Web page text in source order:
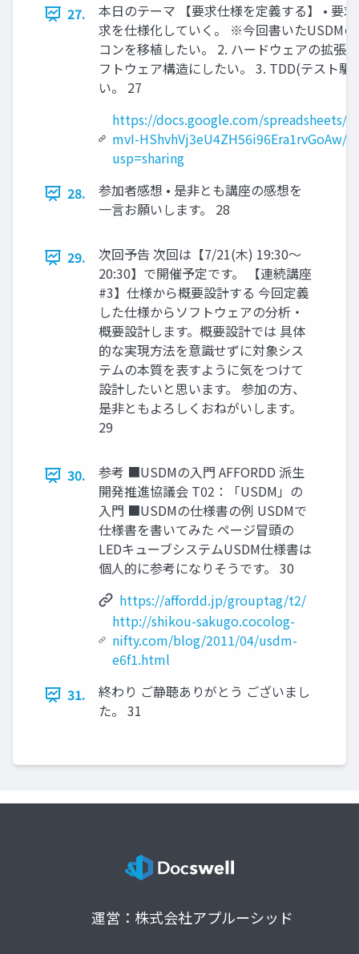
27.
本日のテーマ 【要求仕様を定義する】 • 要
求を仕様化していく。 ※今回書いたUSDM
コンを移植したい。 2. ハードウェアの拡張
フトウェア構造にしたい。 3. TDD(テスト駆
い。 27
https://docs.google.com/spreadsheets/
mvI-HShvhVj3eU4ZH56i96Era1rvGoAw/
usp=sharing
28.
参加者感想 • 是非とも講座の感想を
一言お願いします。 28
29.
次回予告 次回は【7/21(木) 19:30〜
20:30】で開催予定です。 【連続講座
#3】仕様から概要設計する 今回定義
した仕様からソフトウェアの分析・
概要設計します。概要設計では 具体
的な実現方法を意識せずに対象シス
テムの本質を表すように気をつけて
設計したいと思います。 参加の方、
是非ともよろしくおねがいします。
29
30.
参考 ■USDMの入門 AFFORDD 派生
開発推進協議会 T02：「USDM」の
入門 ■USDMの仕様書の例 USDMで
仕様書を書いてみた ページ冒頭の
LEDキューブシステムUSDM仕様書は
個人的に参考になりそうです。 30
https://affordd.jp/grouptag/t2/
http://shikou-sakugo.cocolog-
nifty.com/blog/2011/04/usdm-
e6f1.html
31.
終わり ご静聴ありがとう ございまし
た。 31
運営：株式会社アプルーシッド